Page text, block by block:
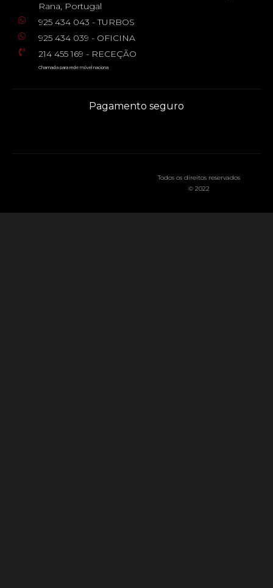
Rana, Portugal
925 434 043 - TURBOS
925 434 039 - OFICINA
214 455 169 - RECEÇÃO
Chamada para rede móvel naciona
Pagamento seguro
Todos os direitos reservados
© 2022